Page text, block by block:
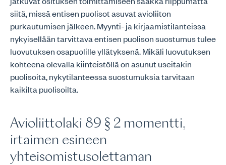
siitä, missä entisen puolisot asuvat avioliiton
purkautumisen jälkeen. Myynti- ja kirjaamistilanteissa
nykyisellään tarvittava entisen puolison suostumus tulee
luovutuksen osapuolille yllätyksenä. Mikäli luovutuksen
kohteena olevalla kiinteistöllä on asunut useitakin
puolisoita, nykytilanteessa suostumuksia tarvitaan
kaikilta puolisoilta.
Avioliittolaki 89 § 2 momentti,
irtaimen esineen
yhteisomistusolettaman